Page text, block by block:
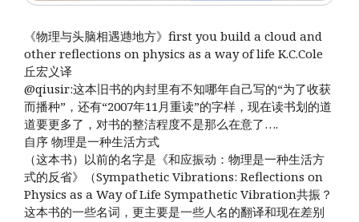
《物理与头脑相遇逇地方》first you build a cloud and
other reflections on physics as a way of life K.C.Cole
丘宏义译
@qiusir:这本旧书的内封里有不知哪年自己写的“为了收获
而播种”，还有“2007年11月重读”的字样，现在读书划的道
道要更多了，对书的整洁程度不是那么在意了….
自序 物理是一种生活方式
（这本书）以前的名字是《和应振动：物理是一种生活方
式的反省》（Sympathetic Vibrations: Reflections on
Physics as a Way of Life Sympathetic Vibration共振？
这本书的一些名词，更主要是一些人名的翻译和现在差别